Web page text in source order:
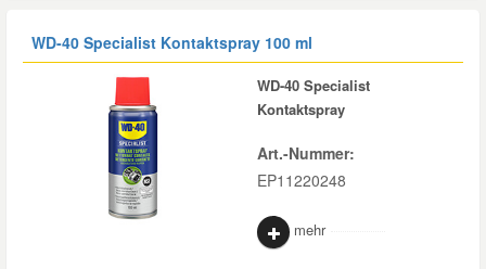
WD-40 Specialist Kontaktspray 100 ml
WD-40 Specialist
Kontaktspray
Art.-Nummer:
EP11220248
mehr